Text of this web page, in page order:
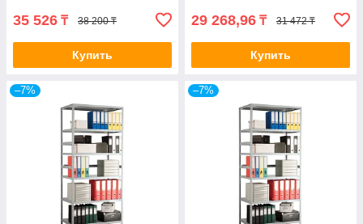
35 526 ₸ 38 200 ₸
Купить
29 268,96 ₸ 31 472 ₸
Купить
–7% –7%